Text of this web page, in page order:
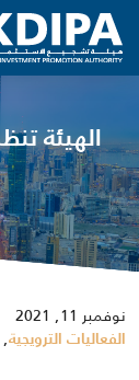
نوفمبر 11, 2021
الفعاليات الترويجية,